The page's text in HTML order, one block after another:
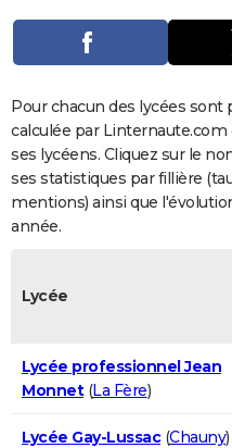
Carte de Noël
Carte Bonne année
Carte Saint-Valentin
Carte Pâques
Carte d'anniversaire
DICTIONNAIRE
COPAINS D'AVANT
S'inscrire
Se connecter
Lycées
Collèges
Primaires
Universités
Entreprises
Service militaire
Avis de recherche
AVIS DE DÉCÈS
FORUM
Pour chacun des lycées sont
calculée par Linternaute.com
ses lycéens. Cliquez sur le
ses statistiques par fillière
mentions) ainsi que
année.
Lycée
Lycée professionnel Jean
Monnet(La Fère)
Lycée Gay-Lussac(Chauny)